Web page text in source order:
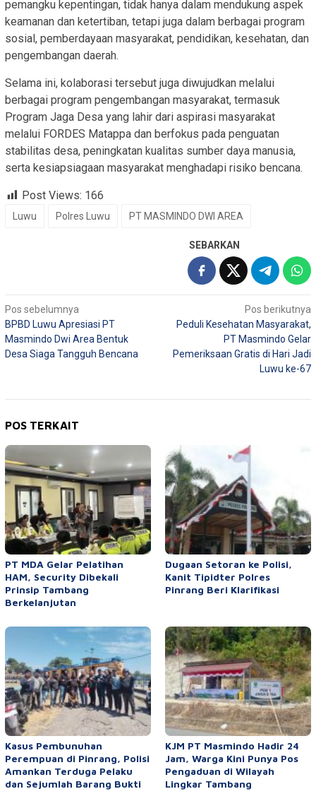
pemangku kepentingan, tidak hanya dalam mendukung aspek
keamanan dan ketertiban, tetapi juga dalam berbagai program
sosial, pemberdayaan masyarakat, pendidikan, kesehatan, dan
pengembangan daerah.
Selama ini, kolaborasi tersebut juga diwujudkan melalui
berbagai program pengembangan masyarakat, termasuk
Program Jaga Desa yang lahir dari aspirasi masyarakat
melalui FORDES Matappa dan berfokus pada penguatan
stabilitas desa, peningkatan kualitas sumber daya manusia,
serta kesiapsiagaan masyarakat menghadapi risiko bencana.
Post Views: 166
Luwu Polres Luwu PT MASMINDO DWI AREA
SEBARKAN
Navigasi
pos
Pos sebelumnya
BPBD Luwu Apresiasi PT
Masmindo Dwi Area Bentuk
Desa Siaga Tangguh Bencana
Pos berikutnya
Peduli Kesehatan Masyarakat,
PT Masmindo Gelar
Pemeriksaan Gratis di Hari Jadi
Luwu ke-67
POS TERKAIT
PT MDA Gelar Pelatihan
HAM, Security Dibekali
Prinsip Tambang
Berkelanjutan
Dugaan Setoran ke Polisi,
Kanit Tipidter Polres
Pinrang Beri Klarifikasi
Kasus Pembunuhan
Perempuan di Pinrang, Polisi
Amankan Terduga Pelaku
dan Sejumlah Barang Bukti
KJM PT Masmindo Hadir 24
Jam, Warga Kini Punya Pos
Pengaduan di Wilayah
Lingkar Tambang